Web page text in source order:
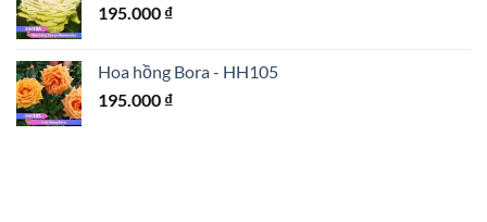
195.000 ₫
Hoa hồng Bora - HH105
195.000 ₫